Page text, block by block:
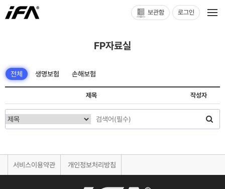
보관함 로그인
FP자료실
전체 생명보험 손해보험
제목 작성자
서비스이용약관 개인정보처리방침